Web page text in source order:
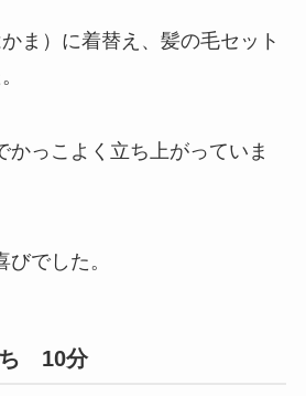
ま）に着替え、髪の毛セット
かっこよく立ち上がっていま
でした。
ち 10分